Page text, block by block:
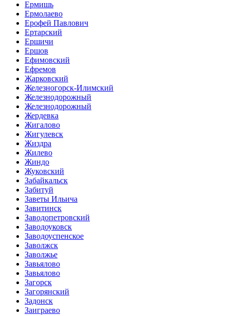
Ермишь
Ермолаево
Ерофей Павлович
Ертарский
Ершичи
Ершов
Ефимовский
Ефремов
Жарковский
Железногорск-Илимский
Железнодорожный
Железнодорожный
Жердевка
Жигалово
Жигулевск
Жиздра
Жилево
Жиндо
Жуковский
Забайкальск
Забитуй
Заветы Ильича
Завитинск
Заводопетровский
Заводоуковск
Заводоуспенское
Заволжск
Заволжье
Завьялово
Завьялово
Загорск
Загорянский
Задонск
Заиграево